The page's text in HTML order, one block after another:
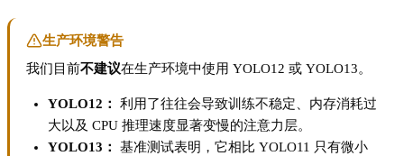
生产环境警告
我们目前不建议在生产环境中使用 YOLO12 或 YOLO13。
YOLO12：
利用了往往会导致训练不稳定、内存消耗过
大以及 CPU 推理速度显著变慢的注意力层。
YOLO13：
基准测试表明，它相比 YOLO11 只有微小